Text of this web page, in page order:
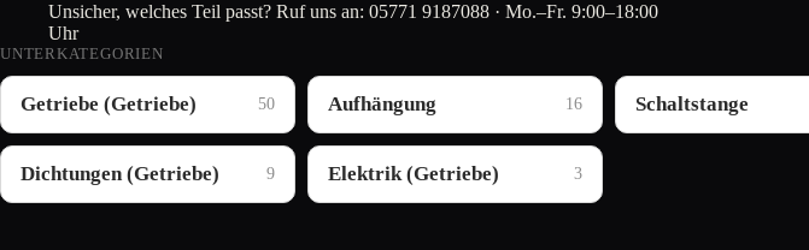
Scheibenwischer
Unsicher, welches Teil passt? Ruf uns an: 05771 9187088 · Mo.–Fr. 9:00–18:00
Uhr
UNTERKATEGORIEN
Getriebe (Getriebe) 50 Aufhängung 16 Schaltstange
Dichtungen (Getriebe) 9 Elektrik (Getriebe) 3